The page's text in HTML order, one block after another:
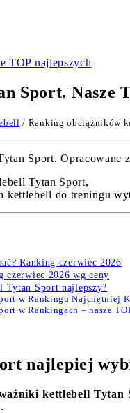
TOP najlepszych
Sport. Nasze
/ Ranking obciążników
Sport.
Tytan Sport,
do treningu
Ranking czerwiec 2026
czerwiec 2026 wg ceny
Sport najlepszy?
w Rankingu Najchętniej
w Rankingach – nasze
najlepiej
kettlebell Tytan